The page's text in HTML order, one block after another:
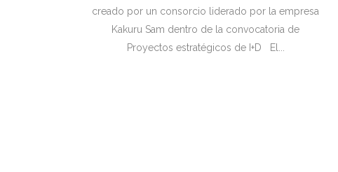
creado por un consorcio liderado por la empresa
Kakuru Sam dentro de la convocatoria de
Proyectos estratégicos de I+D El...